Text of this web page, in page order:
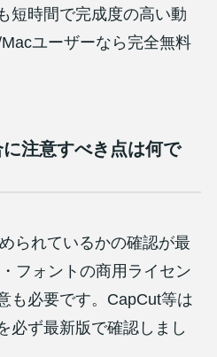
短時間で完成度の高い動
ユーザーなら完全無料
注意すべき点は何で
られているかの確認が最
フォントの商用ライセン
も必要です。CapCut等は
必ず最新版で確認しまし